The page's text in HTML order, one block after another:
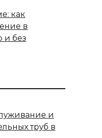
как
в
и без
и
труб в